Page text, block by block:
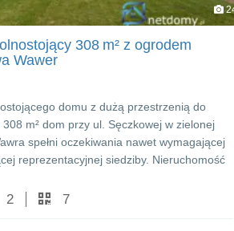
308 m² z ogrodem
Wawer
domu z dużą przestrzenią do
m² dom przy ul. Sęczkowej w zielonej
spełni oczekiwania nawet wymagającej
reprezentacyjnej siedziby. Nieruchomość
2 7